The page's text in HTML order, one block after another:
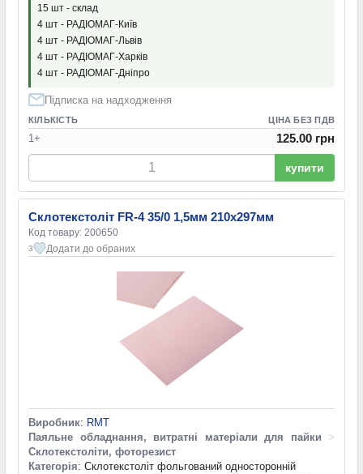
15 шт - склад
4 шт - РАДІОМАГ-Київ
4 шт - РАДІОМАГ-Львів
4 шт - РАДІОМАГ-Харків
4 шт - РАДІОМАГ-Дніпро
Підписка на надходження
КІЛЬКІСТЬ ЦІНА БЕЗ ПДВ
1+ 125.00 грн
купити
Склотекстоліт FR-4 35/0 1,5мм 210x297мм
Код товару: 200650
3 Додати до обраних
Виробник: RMT
Паяльне обладнання, витратні матеріали для пайки
>
Склотекстоліти, фоторезист
Категорія: Склотекстоліт фольгований односторонній